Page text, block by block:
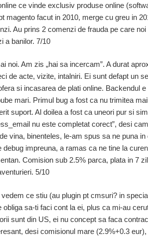
ce vinde exclusiv produse online
magento facut in 2010, merge cu greu in
Au prins 2 comenzi de frauda pe care
a banilor. 7/10
noi. Am zis „hai sa incercam”. A durat
de acte, vizite, intalniri. Ei sunt defapt un
si incasarea de plati online. Backendul
mari. Primul bug a fost ca nu trimitea
suport. Al doilea a fost ca uneori pur si
nu este completat corect”, desi
vina, binenteles, le-am spus sa ne puna
debug impreuna, a ramas ca ne tine la
Comision sub 2.5% parca, plata in 7
5/10
ce stiu (au plugin pt cmsuri? in
sa-ti faci cont la ei, plus ca mi-au
sunt din US, ei nu concept sa faca
desi comisionul mare (2.9%+0.3